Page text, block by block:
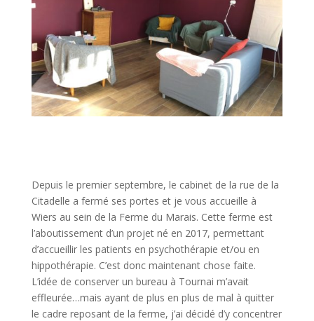
Depuis le premier septembre, le cabinet de la rue de la
Citadelle a fermé ses portes et je vous accueille à
Wiers au sein de la Ferme du Marais. Cette ferme est
l’aboutissement d’un projet né en 2017, permettant
d’accueillir les patients en psychothérapie et/ou en
hippothérapie. C’est donc maintenant chose faite.
L’idée de conserver un bureau à Tournai m’avait
effleurée…mais ayant de plus en plus de mal à quitter
le cadre reposant de la ferme, j’ai décidé d’y concentrer